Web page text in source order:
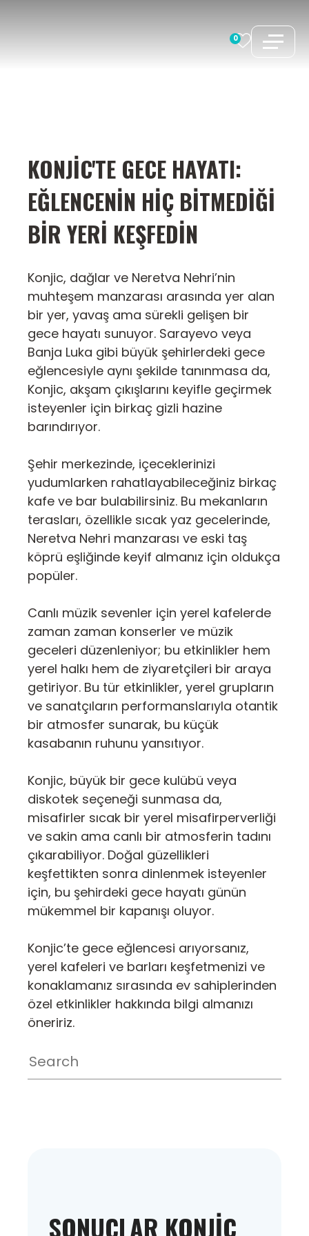
0
KONJIC'TE GECE HAYATI:
EĞLENCENIN HIÇ BITMEDIĞI
BIR YERI KEŞFEDIN
Konjic, dağlar ve Neretva Nehri’nin
muhteşem manzarası arasında yer alan
bir yer, yavaş ama sürekli gelişen bir
gece hayatı sunuyor. Sarayevo veya
Banja Luka gibi büyük şehirlerdeki gece
eğlencesiyle aynı şekilde tanınmasa da,
Konjic, akşam çıkışlarını keyifle geçirmek
isteyenler için birkaç gizli hazine
barındırıyor.
Şehir merkezinde, içeceklerinizi
yudumlarken rahatlayabileceğiniz birkaç
kafe ve bar bulabilirsiniz. Bu mekanların
terasları, özellikle sıcak yaz gecelerinde,
Neretva Nehri manzarası ve eski taş
köprü eşliğinde keyif almanız için oldukça
popüler.
Canlı müzik sevenler için yerel kafelerde
zaman zaman konserler ve müzik
geceleri düzenleniyor; bu etkinlikler hem
yerel halkı hem de ziyaretçileri bir araya
getiriyor. Bu tür etkinlikler, yerel grupların
ve sanatçıların performanslarıyla otantik
bir atmosfer sunarak, bu küçük
kasabanın ruhunu yansıtıyor.
Konjic, büyük bir gece kulübü veya
diskotek seçeneği sunmasa da,
misafirler sıcak bir yerel misafirperverliği
ve sakin ama canlı bir atmosferin tadını
çıkarabiliyor. Doğal güzellikleri
keşfettikten sonra dinlenmek isteyenler
için, bu şehirdeki gece hayatı günün
mükemmel bir kapanışı oluyor.
Konjic’te gece eğlencesi arıyorsanız,
yerel kafeleri ve barları keşfetmenizi ve
konaklamanız sırasında ev sahiplerinden
özel etkinlikler hakkında bilgi almanızı
öneririz.
SONUÇLAR KONJIC